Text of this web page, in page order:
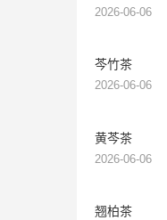
2026-06-06
芩竹茶
2026-06-06
黄芩茶
2026-06-06
翘柏茶